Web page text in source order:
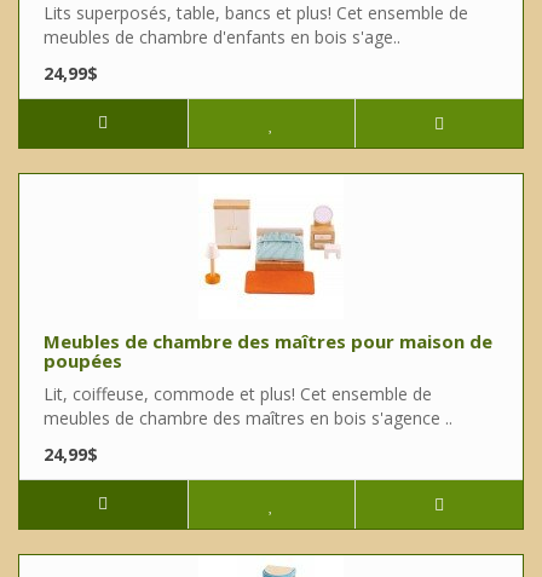
Lits superposés, table, bancs et plus! Cet ensemble de
meubles de chambre d'enfants en bois s'age..
24,99$
Meubles de chambre des maîtres pour maison de
poupées
Lit, coiffeuse, commode et plus! Cet ensemble de
meubles de chambre des maîtres en bois s'agence ..
24,99$